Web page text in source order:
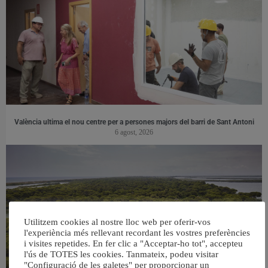
València ultima el nou centre per a persones majors del barri de Sant Antoni
6 agost, 2026
Utilitzem cookies al nostre lloc web per oferir-vos
l'experiència més rellevant recordant les vostres preferències
i visites repetides. En fer clic a "Acceptar-ho tot", accepteu
l'ús de TOTES les cookies. Tanmateix, podeu visitar
"Configuració de les galetes" per proporcionar un